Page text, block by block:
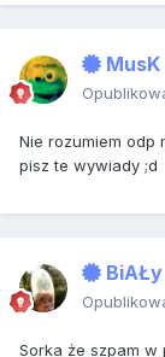
MusK
Nie rozumiem odp
pisz te wywiady ;d
BiAŁy
Sorka że szpam w